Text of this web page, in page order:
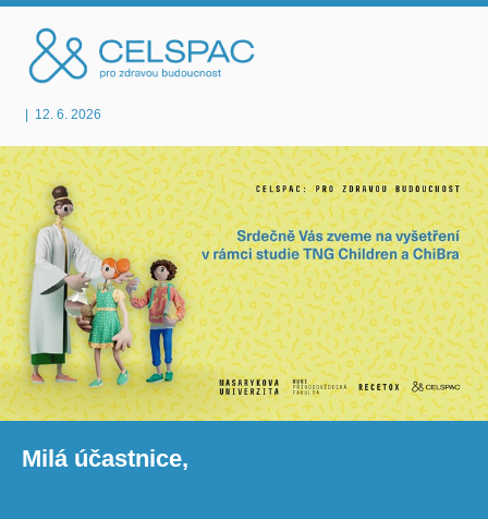
12. 6. 2026
Milá účastnice,